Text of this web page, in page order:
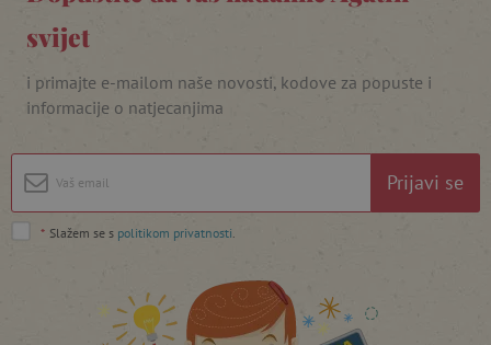
svijet
i primajte e-mailom naše novosti, kodove za popuste i
informacije o natjecanjima
Prijavi se
* Slažem se s politikom privatnosti
featureFlagIdentifier
lastVisitedProduct www.agatinsvijet.hr
_lb_ccc
Googleovu politiku privatnosti